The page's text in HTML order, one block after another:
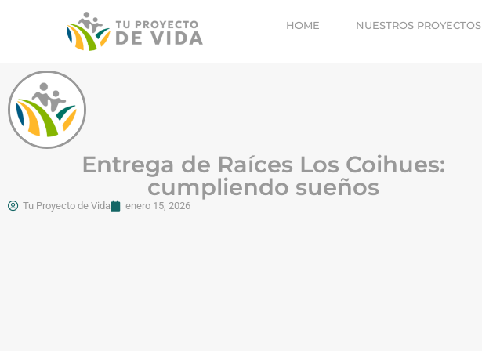
HOME NUESTROS PROYECTOS
Entrega de Raíces Los Coihues:
cumpliendo sueños
Tu Proyecto de Vida enero 15, 2026